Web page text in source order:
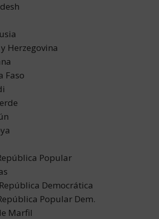
Herzegovina
Faso
Popular
Democrática
Popular Dem.
Marfil